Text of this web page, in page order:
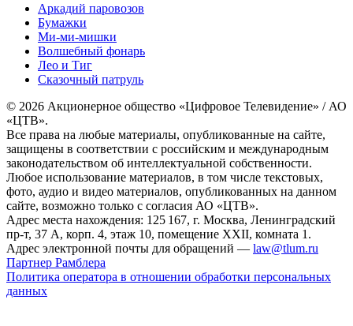
Аркадий паровозов
Бумажки
Ми-ми-мишки
Волшебный фонарь
Лео и Тиг
Сказочный патруль
© 2026 Акционерное общество «Цифровое Телевидение» / АО
«ЦТВ».
Все права на любые материалы, опубликованные на сайте,
защищены в соответствии с российским и международным
законодательством об интеллектуальной собственности.
Любое использование материалов, в том числе текстовых,
фото, аудио и видео материалов, опубликованных на данном
сайте, возможно только с согласия АО «ЦТВ».
Адрес места нахождения: 125 167, г. Москва, Ленинградский
пр-т, 37 А, корп. 4, этаж 10, помещение XXII, комната 1.
Адрес электронной почты для обращений — law@tlum.ru
Партнер Рамблера
Политика оператора в отношении обработки персональных
данных